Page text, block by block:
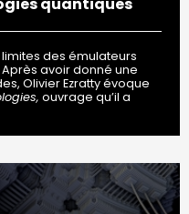
quantiques
des émulateurs
avoir donné une
Olivier Ezratty évoque
ouvrage qu’il a